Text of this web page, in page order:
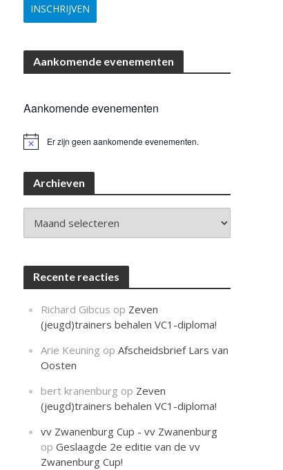
Aankomende evenementen
Aankomende evenementen
B
t
Er zijn geen aankomende evenementen.
Archieven
Recente reacties
Richard Gibcus op Zeven
(jeugd)trainers behalen VC1-diploma!
Arie Keuning opAfscheidsbrief Lars van
Oosten
bert kranenburg op Zeven
(jeugd)trainers behalen VC1-diploma!
vv Zwanenburg Cup - vv Zwanenburg
opGeslaagde 2e editie van de vv
Zwanenburg Cup!